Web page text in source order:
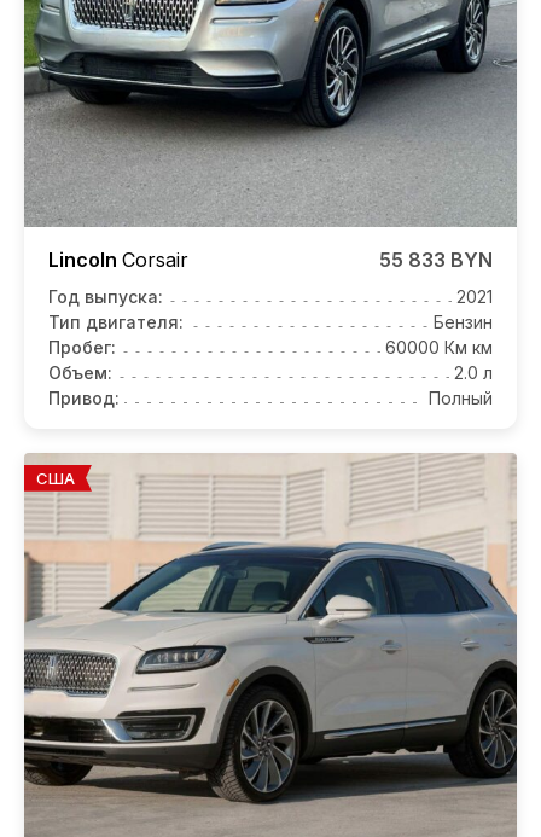
Lincoln Corsair 55 833 BYN
Год выпуска:
2021
Тип двигателя:
Бензин
Пробег:
60000 Км км
Объем:
2.0 л
Привод:
Полный
США